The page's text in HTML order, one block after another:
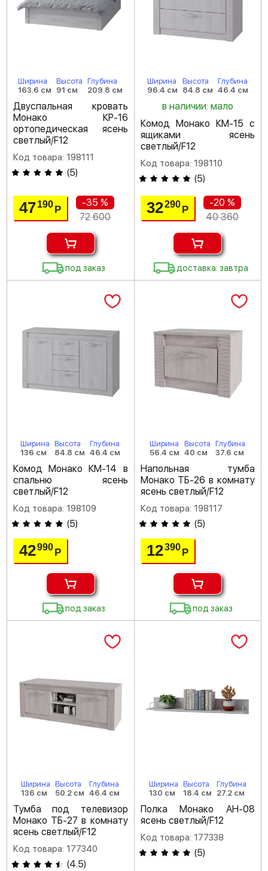
Ширина
163.6 см
Высота
91 см
Глубина
209.8 см
Двуспальная кровать
Монако КР-16
ортопедическая ясень
светлый/F12
Код товара: 198111
(5)
47190Р
-35 %
72 600
под заказ
Ширина
96.4 см
Высота
84.8 см
Глубина
46.4 см
в наличии: мало
Комод Монако КМ-15 с
ящиками ясень
светлый/F12
Код товара: 198110
(5)
32290 Р
-20 %
40 360
доставка: завтра
Ширина
136 см
Высота
84.8 см
Глубина
46.4 см
Комод Монако КМ-14 в
спальню ясень
светлый/F12
Код товара: 198109
(5)
42990Р
под заказ
Ширина
56.4 см
Высота
40 см
Глубина
37.6 см
Напольная тумба
Монако ТБ-26 в комнату
ясень светлый/F12
Код товара: 198117
(5)
12390 Р
под заказ
Ширина
136 см
Высота
50.2 см
Глубина
46.4 см
Тумба под телевизор
Монако ТБ-27 в комнату
ясень светлый/F12
Код товара: 177340
(4.5)
Ширина
130 см
Высота
18.4 см
Глубина
27.2 см
Полка Монако АН-08
ясень светлый/F12
Код товара: 177338
(5)